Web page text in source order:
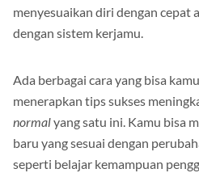
menyesuaikan diri dengan cepat
dengan sistem kerjamu.
Ada berbagai cara yang bisa
menerapkan tips sukses
normalyang satu ini. Kamu bisa
baru yang sesuai dengan
seperti belajar kemampuan